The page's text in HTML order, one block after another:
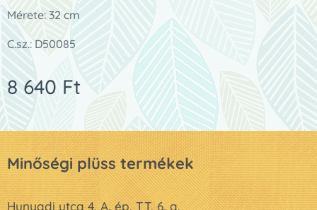
Mérete: 32 cm
C.sz.: D50085
8 640 Ft
Minőségi plüss termékek
Hunyadi utca 4. A. ép. TT. 6. a.